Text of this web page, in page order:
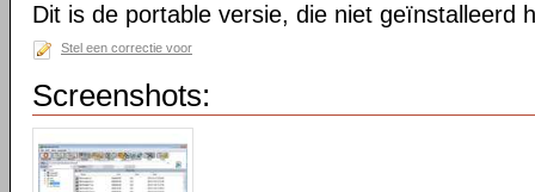
Dit is de portable versie, die niet geïnstalleerd
Stel een correctie voor
Screenshots: